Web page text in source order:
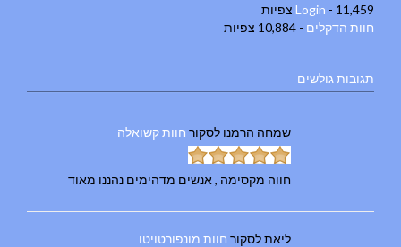
Login - 11,459 צפיות
חוות הדקלים - 10,884 צפיות
תגובות גולשים
שמחה הרמנו לסקור חוות קשואלה
חווה מקסימה , אנשים מדהימים נהננו מאוד
ליאתלסקור חוות מונפורטויטו